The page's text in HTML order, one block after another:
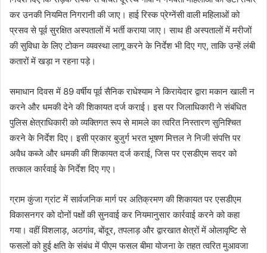
कर उनकी नियमित निगरानी की जाए। हाई रिस्क प्रेग्नेंसी वाली महिलाओं को
प्रसव से पूर्व सुरक्षित अस्पतालों में भर्ती कराया जाए। साथ ही अस्पतालों में मरीजों
की सुविधा के लिए टोकन व्यवस्था लागू करने के निर्देश भी दिए गए, ताकि उन्हें लंबी
कतारों में खड़ा न रहना पड़े।
समाधान दिवस में 89 वर्षीय पूर्व सैनिक राधेश्याम ने किरायेदार द्वारा मकान खाली न
करने और धमकी देने की शिकायत दर्ज कराई। इस पर जिलाधिकारी ने संबंधित
पुलिस क्षेत्राधिकारी को व्यक्तिगत रूप से मामले का त्वरित निस्तारण सुनिश्चित
करने के निर्देश दिए। इसी प्रकार बुजुर्ग भरत भूषण मित्तल ने निजी संपत्ति पर
अवैध कब्जे और धमकी की शिकायत दर्ज कराई, जिस पर एसडीएम सदर को
तत्काल कार्रवाई के निर्देश दिए गए।
ग्राम कुंजा ग्रांट में सार्वजनिक मार्ग पर अतिक्रमण की शिकायत पर एसडीएम
विकासनगर को दोनों पक्षों की सुनवाई कर नियमानुसार कार्रवाई करने को कहा
गया। वहीं विशलाड़, अठगांव, बोंदूर, तपलाड़ और द्वारखात क्षेत्रों में ओलावृष्टि से
फसलों को हुई क्षति के संबंध में पीएम फसल बीमा योजना के तहत त्वरित मुआवजा